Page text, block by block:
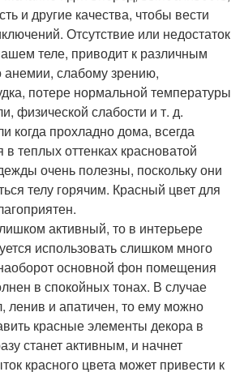
и другие качества, чтобы вести
Отсутствие или недостаток
теле, приводит к различным
слабому зрению,
потере нормальной температуры
физической слабости и т. д.
когда прохладно дома, всегда
в теплых оттенках красноватой
очень полезны, поскольку они
телу горячим. Красный цвет для
активный, то в интерьере
использовать слишком много
основной фон помещения
в спокойных тонах. В случае
ленив и апатичен, то ему можно
красные элементы декора в
станет активным, и начнет
красного цвета может привести к